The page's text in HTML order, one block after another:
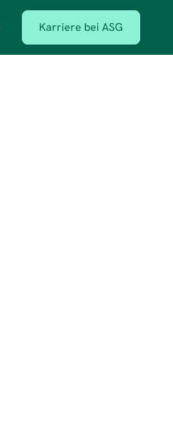
Karriere bei ASG